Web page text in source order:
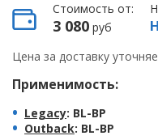
Стоимость от:
3 080 руб
Цена за доставку
Применимость:
Legacy: BL-BP
Outback: BL-BP